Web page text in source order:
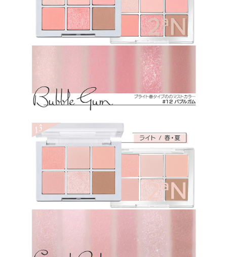
リル、メチコン、窒化ホウ素、リンゴ酸ジイソステアリル、ネオペン
タン酸イソステアリル、ポリブテン、水添レシチン、酸化チタン、酸
化スズ、酸化鉄、カルミン、赤２２６、黄４、マンガンバイオレッ
ト、グンジョウ